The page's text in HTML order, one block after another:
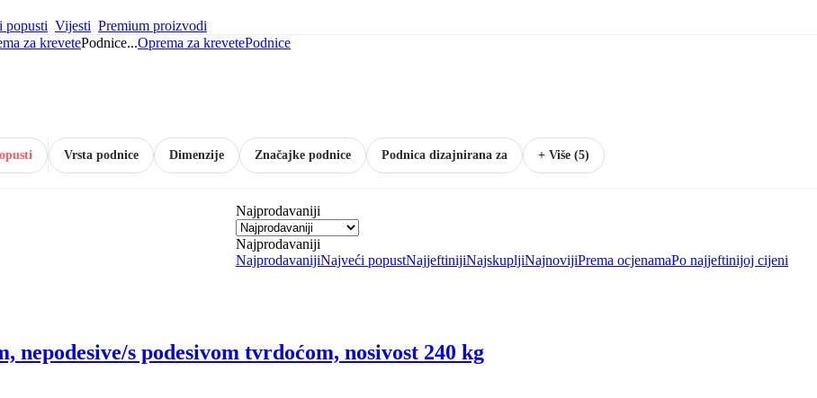
popusti Vijesti Premium proizvodi
za krevetePodnice...Oprema za krevetePodnice
Vrsta podnice Dimenzije Značajke podnice Podnica dizajnirana za + Više (5)
Najprodavaniji
Najprodavaniji
NajprodavanijiNajveći popustNajjeftinijiNajskupljiNajnovijiPrema ocjenamaPo najjeftinijoj cijeni
nepodesive/s podesivom tvrdoćom, nosivost 240 kg